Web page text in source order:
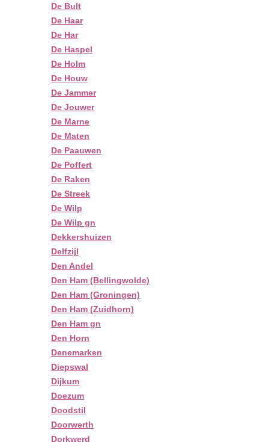
De Bult
De Haar
De Har
De Haspel
De Holm
De Houw
De Jammer
De Jouwer
De Marne
De Maten
De Paauwen
De Poffert
De Raken
De Streek
De Wilp
De Wilp gn
Dekkershuizen
Delfzijl
Den Andel
Den Ham (Bellingwolde)
Den Ham (Groningen)
Den Ham (Zuidhorn)
Den Ham gn
Den Horn
Denemarken
Diepswal
Dijkum
Doezum
Doodstil
Doorwerth
Dorkwerd